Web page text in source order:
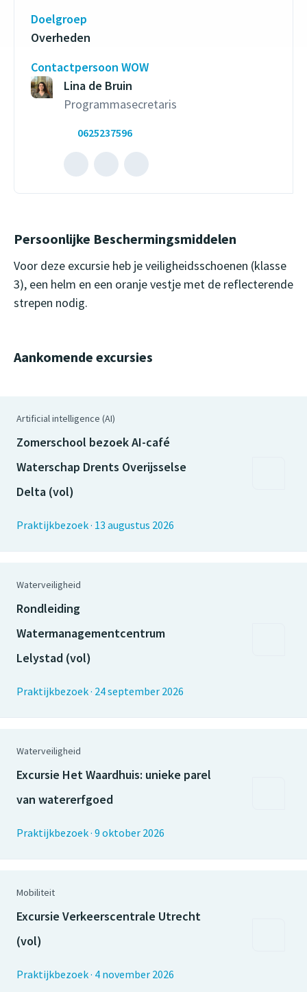
Doelgroep
Overheden
Contactpersoon WOW
Lina de Bruin
Programmasecretaris
0625237596
Mailen
naar
Bruin
(opent
externe
Bel
met
Bruin
(opent
externe
Persoonlijke Beschermingsmiddelen
Voor deze excursie heb je veiligheidsschoenen (klasse
3), een helm en een oranje vestje met de reflecterende
strepen nodig.
Aankomende excursies
Artificial intelligence (AI)
Zomerschool bezoek AI-café
Waterschap Drents Overijsselse
Delta (vol)
Praktijkbezoek· 13 augustus 2026
Waterveiligheid
Rondleiding
Watermanagementcentrum
Lelystad (vol)
Praktijkbezoek· 24 september 2026
Waterveiligheid
Excursie Het Waardhuis: unieke parel
van watererfgoed
Praktijkbezoek· 9 oktober 2026
Mobiliteit
Excursie Verkeerscentrale Utrecht
(vol)
Praktijkbezoek· 4 november 2026